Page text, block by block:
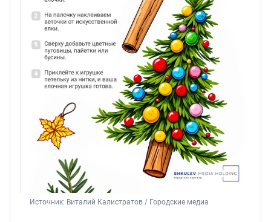
Источник: Виталий Калистратов / Городские медиа